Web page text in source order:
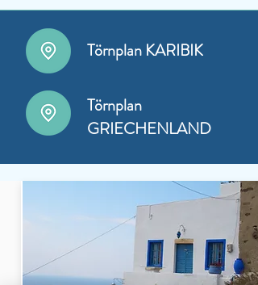
Törnplan KARIBIK
Törnplan
GRIECHENLAND